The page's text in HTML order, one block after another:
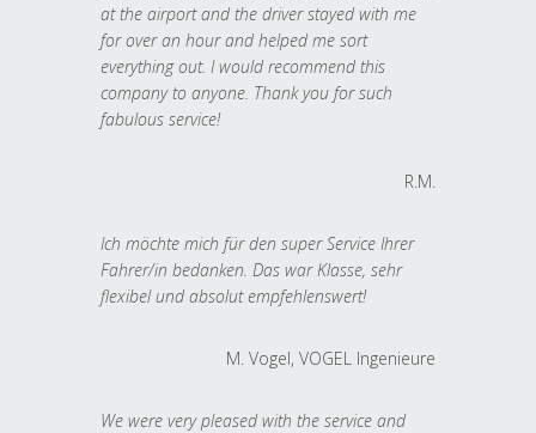
at the airport and the driver stayed with me
for over an hour and helped me sort
everything out. I would recommend this
company to anyone. Thank you for such
fabulous service!
R.M.
Ich möchte mich für den super Service Ihrer
Fahrer/in bedanken. Das war Klasse, sehr
flexibel und absolut empfehlenswert!
M. Vogel, VOGEL Ingenieure
We were very pleased with the service and